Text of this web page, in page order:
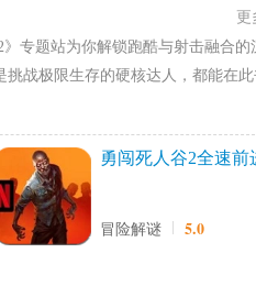
更
专题站为你解锁跑酷与射击融合的
战极限生存的硬核达人，都能在
勇闯死人谷2全速前
冒险解谜 5.0